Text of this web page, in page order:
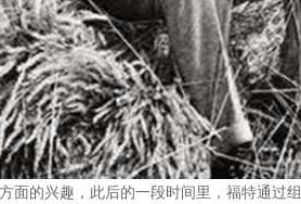
面的兴趣，此后的一段时间里，福特通过